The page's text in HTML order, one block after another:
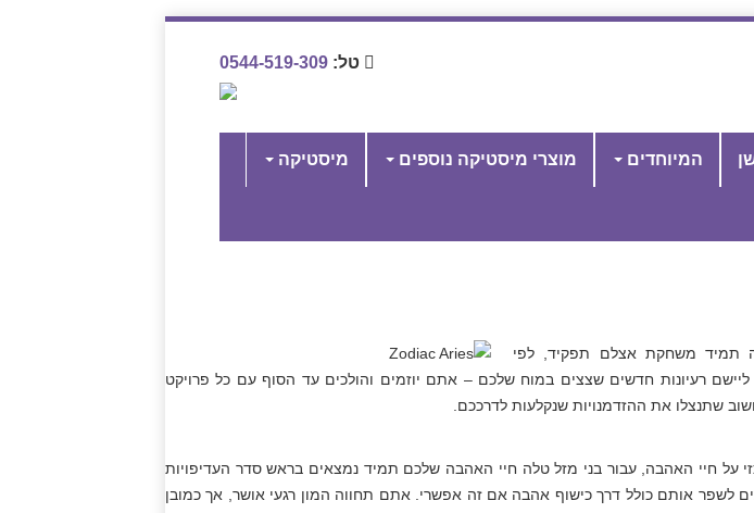
טל: 0544-519-309
המיוחדים מוצרי מיסטיקה נוספים מיסטיקה
תמיד משחקת אצלם תפקיד, לפי
ליישם רעיונות חדשים שצצים במוח שלכם – אתם יוזמים והולכים עד הסוף עם כל פרויקט
שתנצלו את ההזדמנויות שנקלעות לדרככם.
על חיי האהבה, עבור בני מזל טלה חיי האהבה שלכם תמיד נמצאים בראש סדר העדיפויות
לשפר אותם כולל דרך כישוף אהבה אם זה אפשרי. אתם תחווה המון רגעי אושר, אך כמובן